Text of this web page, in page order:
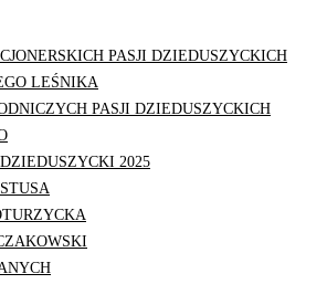
PASJI DZIEDUSZYCKICH
LEŚNIKA
PASJI DZIEDUSZYCKICH
2025